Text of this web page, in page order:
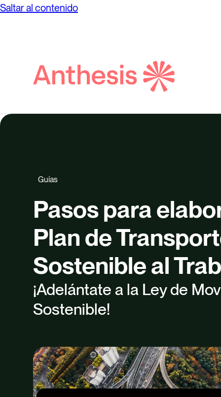
Saltar al contenido
Guías
Pasos para
Plan de
Sostenible al
¡Adelántate a la Ley de
Sostenible!